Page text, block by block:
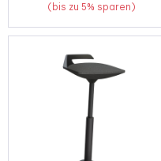
(bis zu 5% sparen)